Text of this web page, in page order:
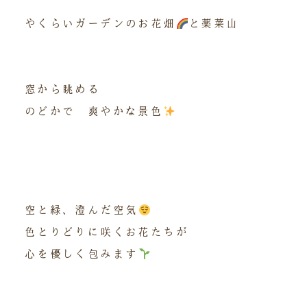
やくらいガーデンのお花畑 と薬莱山
窓から眺める
のどかで 爽やかな景色
空と緑、澄んだ空気
色とりどりに咲くお花たちが
心を優しく包みます